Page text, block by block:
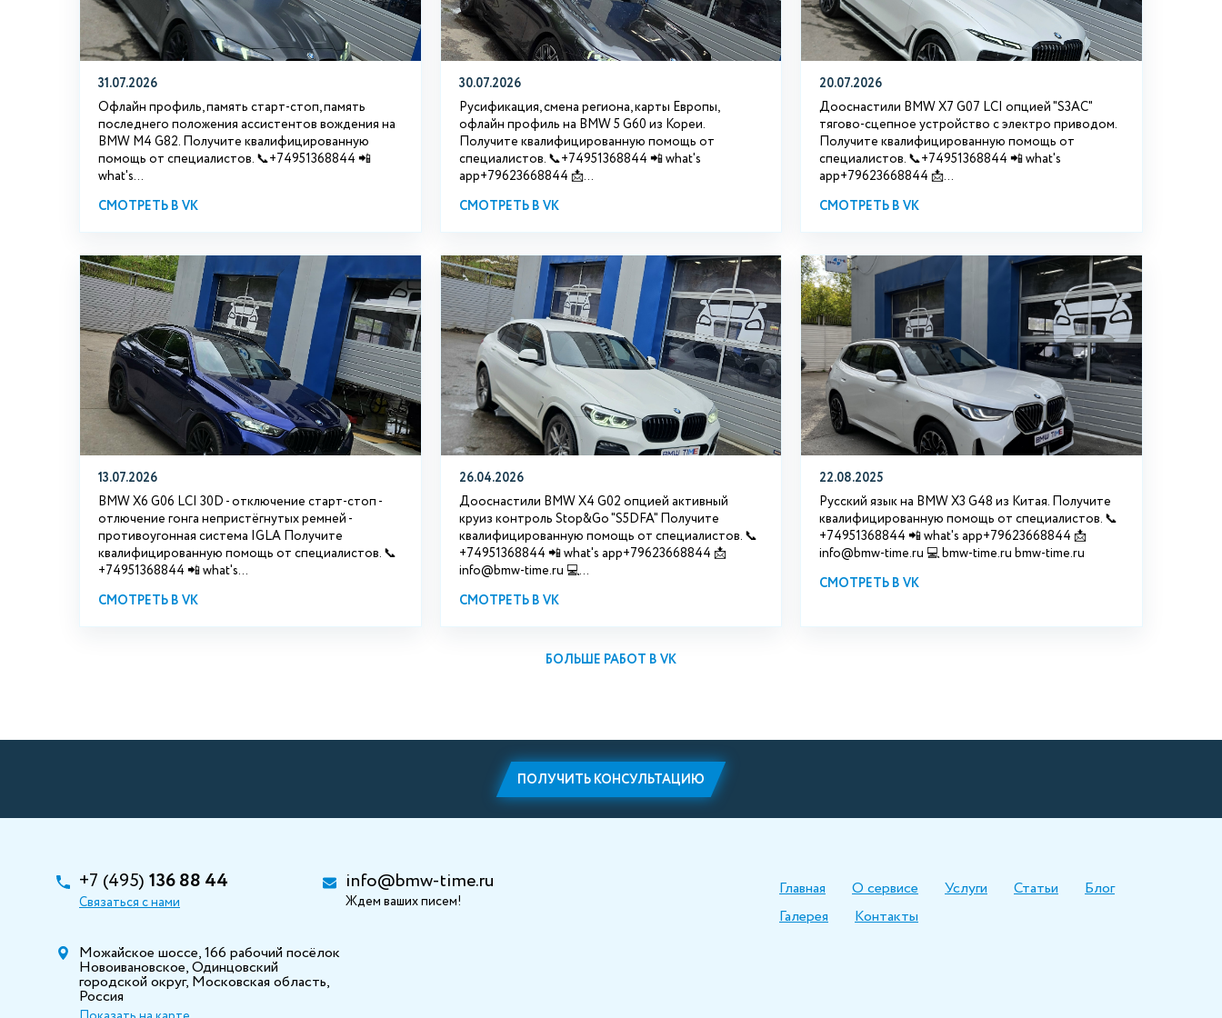
31.07.2026
Офлайн профиль, память старт-стоп, память
последнего положения ассистентов вождения на
BMW М4 G82. Получите квалифицированную
помощь от специалистов. 📞+74951368844 📲
what's...
СМОТРЕТЬ В VK
30.07.2026
Русификация, смена региона, карты Европы,
офлайн профиль на BMW 5 G60 из Кореи.
Получите квалифицированную помощь от
специалистов. 📞+74951368844 📲 what's
app+79623668844 📩...
СМОТРЕТЬ В VK
20.07.2026
Дооснастили BMW Х7 G07 LCI опцией "S3АС"
тягово-сцепное устройство с электро приводом.
Получите квалифицированную помощь от
специалистов. 📞+74951368844 📲 what's
app+79623668844 📩...
СМОТРЕТЬ В VK
13.07.2026
BMW X6 G06 LCI 30D - отключение старт-стоп -
отлючение гонга непристёгнутых ремней -
противоугонная система IGLA Получите
квалифицированную помощь от специалистов. 📞
+74951368844 📲 what's...
СМОТРЕТЬ В VK
26.04.2026
Дооснастили BMW X4 G02 опцией активный
круиз контроль Stop&Go "S5DFA" Получите
квалифицированную помощь от специалистов. 📞
+74951368844 📲 what's app+79623668844 📩
info@bmw-time.ru 💻...
СМОТРЕТЬ В VK
22.08.2025
Русский язык на BMW X3 G48 из Китая. Получите
квалифицированную помощь от специалистов. 📞
+74951368844 📲 what's app+79623668844 📩
info@bmw-time.ru 💻 bmw-time.ru bmw-time.ru
СМОТРЕТЬ В VK
БОЛЬШЕ РАБОТ В VK
ПОЛУЧИТЬ КОНСУЛЬТАЦИЮ
+7 (495) 136 88 44
Связаться с нами
info@bmw-time.ru
Ждем ваших писем!
Можайское шоссе, 166 рабочий посёлок
Новоивановское, Одинцовский
городской округ, Московская область,
Россия
Главная О сервисе Услуги Статьи
Блог
Галерея
Контакты